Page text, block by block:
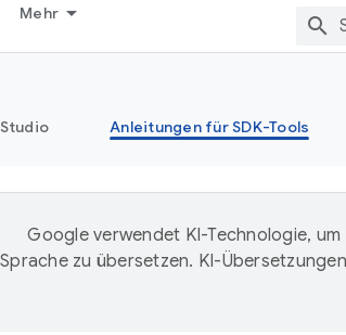
Mehr
Anleitungen für SDK-Tools
Google verwendet KI-Technologie, um
zu übersetzen. KI-